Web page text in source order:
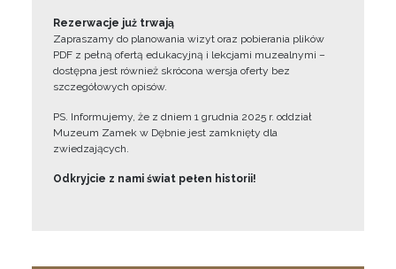
Rezerwacje już trwają
Zapraszamy do planowania wizyt oraz pobierania plików
PDF z pełną ofertą edukacyjną i lekcjami muzealnymi –
dostępna jest również skrócona wersja oferty bez
szczegółowych opisów.
PS. Informujemy, że z dniem 1 grudnia 2025 r. oddział
Muzeum Zamek w Dębnie jest zamknięty dla
zwiedzających.
Odkryjcie z nami świat pełen historii!